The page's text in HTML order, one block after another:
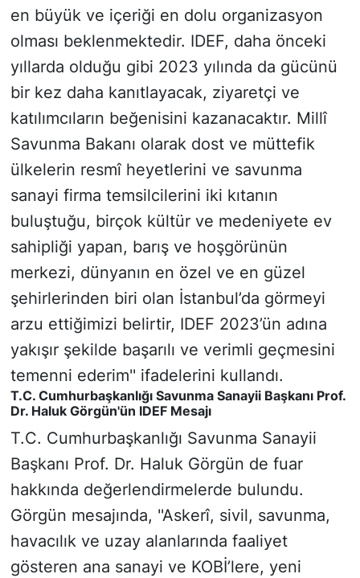
en büyük ve içeriği en dolu organizasyon
olması beklenmektedir. IDEF, daha önceki
yıllarda olduğu gibi 2023 yılında da gücünü
bir kez daha kanıtlayacak, ziyaretçi ve
katılımcıların beğenisini kazanacaktır. Millî
Savunma Bakanı olarak dost ve müttefik
ülkelerin resmî heyetlerini ve savunma
sanayi firma temsilcilerini iki kıtanın
buluştuğu, birçok kültür ve medeniyete ev
sahipliği yapan, barış ve hoşgörünün
merkezi, dünyanın en özel ve en güzel
şehirlerinden biri olan İstanbul’da görmeyi
arzu ettiğimizi belirtir, IDEF 2023’ün adına
yakışır şekilde başarılı ve verimli geçmesini
temenni ederim'' ifadelerini kullandı.
T.C. Cumhurbaşkanlığı Savunma Sanayii Başkanı Prof.
Dr. Haluk Görgün'ün IDEF Mesajı
T.C. Cumhurbaşkanlığı Savunma Sanayii
Başkanı Prof. Dr. Haluk Görgün de fuar
hakkında değerlendirmelerde bulundu.
Görgün mesajında, ''Askerî, sivil, savunma,
havacılık ve uzay alanlarında faaliyet
gösteren ana sanayi ve KOBİ’lere, yeni